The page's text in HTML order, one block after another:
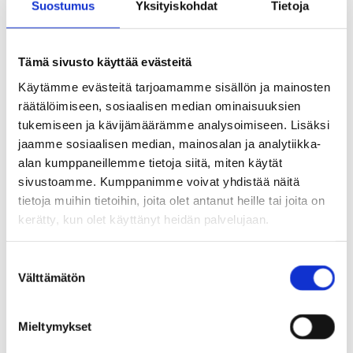
Suostumus Yksityiskohdat Tietoja
Tämä sivusto käyttää evästeitä
Käytämme evästeitä tarjoamamme sisällön ja mainosten
räätälöimiseen, sosiaalisen median ominaisuuksien
tukemiseen ja kävijämäärämme analysoimiseen. Lisäksi
jaamme sosiaalisen median, mainosalan ja analytiikka-
alan kumppaneillemme tietoja siitä, miten käytät
sivustoamme. Kumppanimme voivat yhdistää näitä
tietoja muihin tietoihin, joita olet antanut heille tai joita on
kerätty, kun olet käyttänyt heidän palvelujaan.
Välttämätön
Mieltymykset
Työpajoissa tuusulalaiset
sukeltavat omiin tärkeisiin
tiloihinsa
taiteelliseen työskentelyyn. Nämä tukevat